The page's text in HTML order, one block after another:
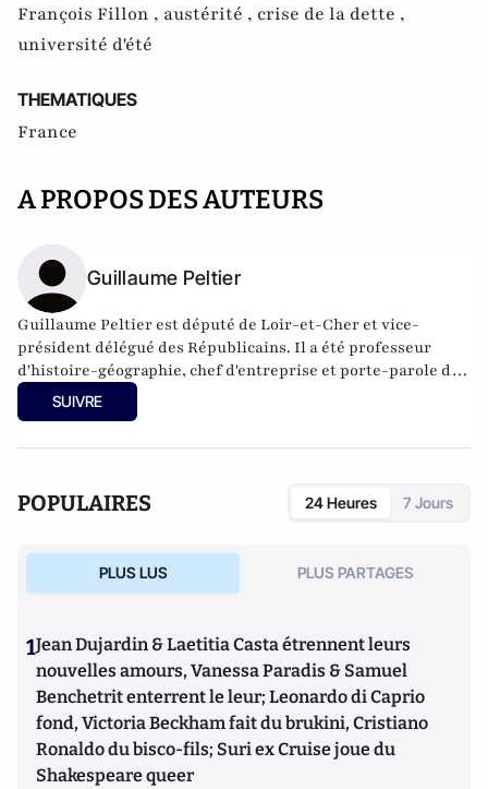
François Fillon , austérité , crise de la dette ,
université d'été
THEMATIQUES
France
A PROPOS DES AUTEURS
Guillaume Peltier
Guillaume Peltier est député de Loir-et-Cher et vice-
président délégué des Républicains. Il a été professeur
d'histoire-géographie, chef d'entreprise et porte-parole de
Nicolas Sarkozy.
SUIVRE
POPULAIRES 24 Heures 7 Jours
PLUS LUS PLUS PARTAGES
1Jean Dujardin & Laetitia Casta étrennent leurs
nouvelles amours, Vanessa Paradis & Samuel
Benchetrit enterrent le leur; Leonardo di Caprio
fond, Victoria Beckham fait du brukini, Cristiano
Ronaldo du bisco-fils; Suri ex Cruise joue du
Shakespeare queer